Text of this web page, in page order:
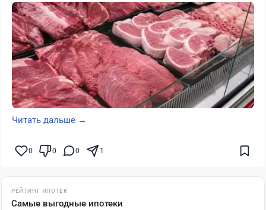
Читать дальше →
0 0 0 1
РЕЙТИНГ ИПОТЕК
Самые выгодные ипотеки